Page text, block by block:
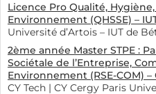
Licence Pro Qualité,
Environnement (QHSSE) –
Université d’Artois – IUT de
2ème année Master STPE :
Sociétale de l’Entreprise,
Environnement (RSE-COM) –
CY Tech | CY Cergy Paris